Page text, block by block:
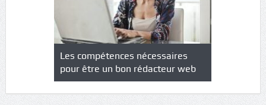
Les compétences nécessaires
pour être un bon rédacteur web